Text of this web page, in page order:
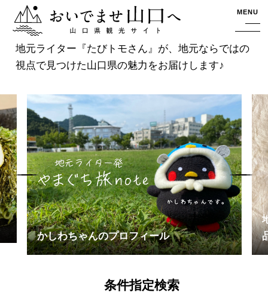
おいでませ山口へー山口県観光サイト MENU
地元ライター『たびトモさん』が、地元ならではの
視点で見つけた山口県の魅力をお届けします♪
条件指定検索